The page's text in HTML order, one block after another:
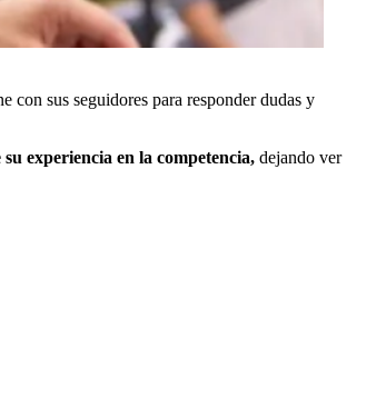
con sus seguidores para responder dudas y
experiencia en la competencia, dejando ver